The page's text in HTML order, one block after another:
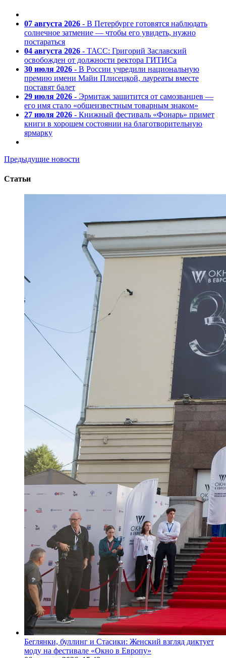
07 августа 2026 - В Петербурге готовятся наблюдать
солнечное затмение — чтобы его увидеть, нужно
постараться
04 августа 2026 - ТАСС: Григорий Заславский
освобожден от должности ректора ГИТИСа
30 июля 2026 - В России учредили национальную
премию имени Майи Плисецкой, лауреаты вместе
поставят балет
29 июля 2026 - Эрмитаж защитится от самозванцев —
его имя стало «общеизвестным товарным знаком»
27 июля 2026 - Книжный фестиваль «Фонарь» примет
книги в хорошем состоянии на благотворительную
ярмарку
Предыдущие новости
Статьи
Беглянки, буллинг и Стасики: Женский взгляд диктует
моду на фестивале «Окно в Европу»